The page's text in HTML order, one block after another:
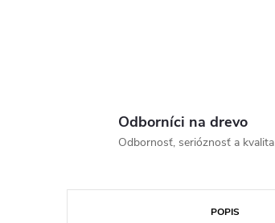
Odborníci na drevo
Odbornosť, serióznosť a kvalita
POPIS